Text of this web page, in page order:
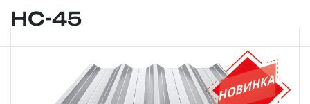
НС-45